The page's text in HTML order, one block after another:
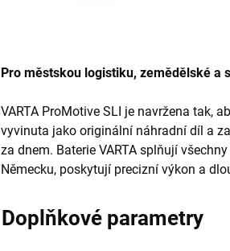
Pro městskou logistiku, zemědělské a
VARTA ProMotive SLI je navržena tak,
vyvinuta jako originální náhradní díl a
za dnem. Baterie VARTA splňují
Německu, poskytují precizní výkon a
Doplňkové parametry